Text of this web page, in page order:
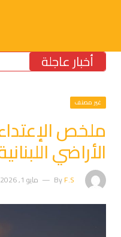
أخبار عاجلة
غير مصنف
ملخص
الأراضي اللبنانية
ByF.S مايو 1, 2026